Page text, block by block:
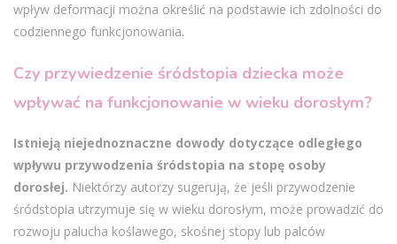
wpływ deformacji można określić na podstawie ich zdolności do
codziennego funkcjonowania.
Czy przywiedzenie śródstopia dziecka może
wpływać na funkcjonowanie w wieku dorosłym?
Istnieją niejednoznaczne dowody dotyczące odległego
wpływu przywodzenia śródstopia na stopę osoby
dorosłej. Niektórzy autorzy sugerują, że jeśli przywodzenie
śródstopia utrzymuje się w wieku dorosłym, może prowadzić do
rozwoju palucha koślawego, skośnej stopy lub palców